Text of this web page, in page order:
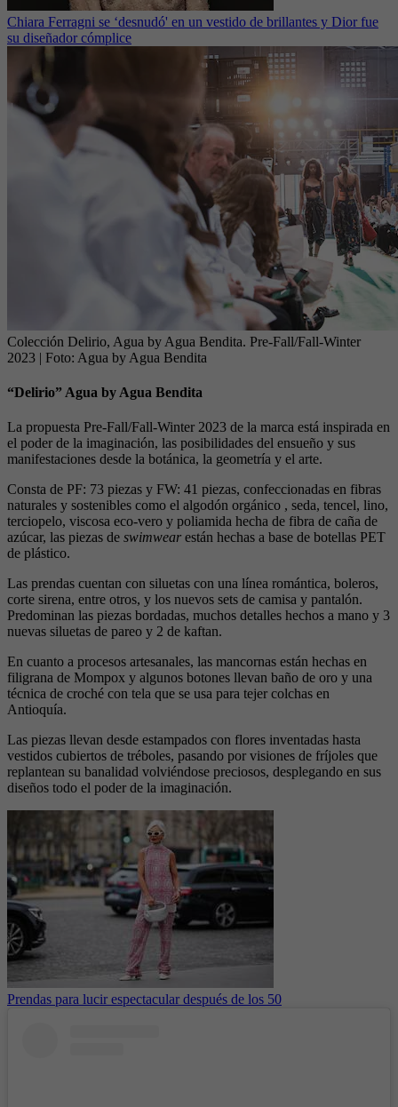
Chiara Ferragni se ‘desnudó' en un vestido de brillantes y Dior fue
su diseñador cómplice
Colección Delirio, Agua by Agua Bendita. Pre-Fall/Fall-Winter
2023 | Foto: Agua by Agua Bendita
“Delirio” Agua by Agua Bendita
La propuesta Pre-Fall/Fall-Winter 2023 de la marca está inspirada en
el poder de la imaginación, las posibilidades del ensueño y sus
manifestaciones desde la botánica, la geometría y el arte.
Consta de PF: 73 piezas y FW: 41 piezas, confeccionadas en fibras
naturales y sostenibles como el algodón orgánico , seda, tencel, lino,
terciopelo, viscosa eco-vero y poliamida hecha de fibra de caña de
azúcar, las piezas de swimwear están hechas a base de botellas PET
de plástico.
Las prendas cuentan con siluetas con una línea romántica, boleros,
corte sirena, entre otros, y los nuevos sets de camisa y pantalón.
Predominan las piezas bordadas, muchos detalles hechos a mano y 3
nuevas siluetas de pareo y 2 de kaftan.
En cuanto a procesos artesanales, las mancornas están hechas en
filigrana de Mompox y algunos botones llevan baño de oro y una
técnica de croché con tela que se usa para tejer colchas en
Antioquía.
Las piezas llevan desde estampados con flores inventadas hasta
vestidos cubiertos de tréboles, pasando por visiones de fríjoles que
replantean su banalidad volviéndose preciosos, desplegando en sus
diseños todo el poder de la imaginación.
Prendas para lucir espectacular después de los 50